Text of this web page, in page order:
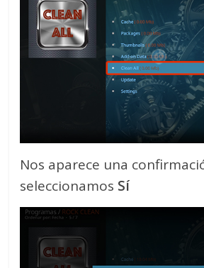
Nos aparece una
seleccionamos Sí